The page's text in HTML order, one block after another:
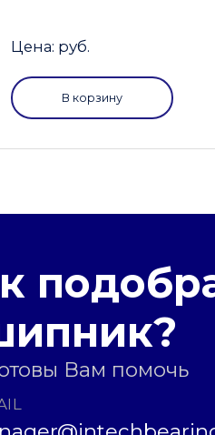
Цена: руб.
В корзину
Вам помочь